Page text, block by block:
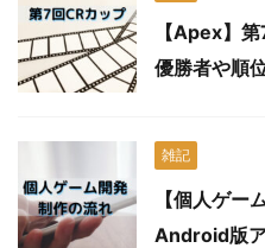
【Apex】
優勝者や順
雑記
【個人ゲー
Android版